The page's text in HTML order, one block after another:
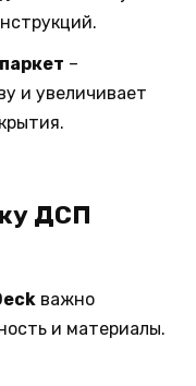
–
и увеличивает
ДСП
важно
и материалы.